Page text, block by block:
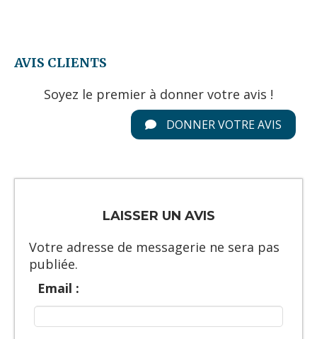
AVIS CLIENTS
Soyez le premier à donner votre avis !
DONNER VOTRE AVIS
LAISSER UN AVIS
Votre adresse de messagerie ne sera pas
publiée.
Email :